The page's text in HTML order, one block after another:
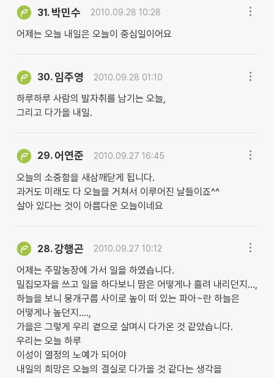
31. 박민수 2010.09.28 10:28
어제는 오늘 내일은 오늘이 중심일이어요
30. 임주영 2010.09.28 01:10
하루하루 사람의 발자취를 남기는 오늘,
그리고 다가올 내일.
29. 어연준 2010.09.27 16:45
오늘의 소중함을 새삼깨닫게 됩니다.
과거도 미래도 다 오늘을 거쳐서 이루어진 날들이죠^^
살아 있다는 것이 아름다운 오늘이네요
28.강행곤 2010.09.27 10:12
어제는 주말농장에 가서 일을 하였습니다.
밀집모자을 쓰고 일을 하다보니 땀은 어떻게나 흘려 내리던지...,
하늘을 보니 뭉개구름 사이로 높이 떠 있는 파아~란 하늘은
어떻게나 높던지....,
가을은 그렇게 우리 곁으로 살며시 다가온 것 같았습니다.
우리는 오늘 하루
이성이 열정의 노예가 되어야
내일의 희망은 오늘의 결실로 다가올 것 같다는 생각을